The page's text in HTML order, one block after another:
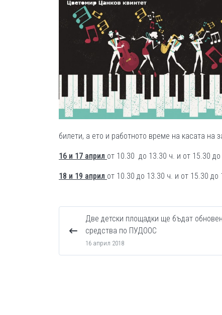
билети, а ето и работното време на касата на
16 и 17 април от 10.30 до 13.30 ч. и от 15.30
18 и 19 април от 10.30 до 13.30 ч. и от 15.30 до
Две детски площадки ще бъдат
средства по ПУДООС
16 април 2018